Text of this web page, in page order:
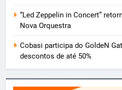
“Led Zeppelin in Concert”
Nova Orquestra
Cobasi participa do GoldeN
descontos de até 50%